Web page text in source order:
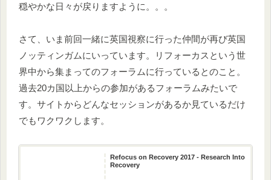
穏やかな日々が戻りますように。。。
さて、いま前回一緒に英国視察に行った仲間が再び英国
ノッティンガムにいっています。リフォーカスという世
界中から集まってのフォーラムに行っているとのこと。
過去20カ国以上からの参加があるフォーラムみたいで
す。サイトからどんなセッションがあるか見ているだけ
でもワクワクします。
Refocus on Recovery 2017 - Research Into
Recovery